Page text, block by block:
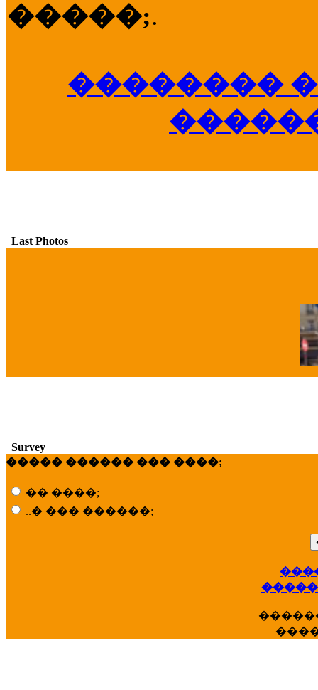
�����;.
��������
Last Photos
Survey
����� ������ ��� ����;
�� ����;
..� ��� ������;